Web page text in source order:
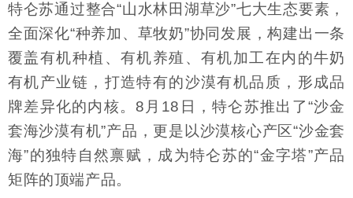
特仑苏通过整合“山水林田湖草沙”七大生态要素，
全面深化“种养加、草牧奶”协同发展，构建出一条
覆盖有机种植、有机养殖、有机加工在内的牛奶
有机产业链，打造特有的沙漠有机品质，形成品
牌差异化的内核。8月18日，特仑苏推出了“沙金
套海沙漠有机”产品，更是以沙漠核心产区“沙金套
海”的独特自然禀赋，成为特仑苏的“金字塔”产品
矩阵的顶端产品。